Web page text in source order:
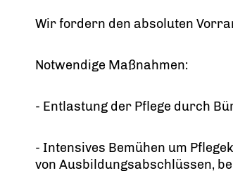
Wir fordern den absoluten
Notwendige Maßnahmen:
- Entlastung der Pflege durch
- Intensives Bemühen um
von Ausbildungsabschlüssen,